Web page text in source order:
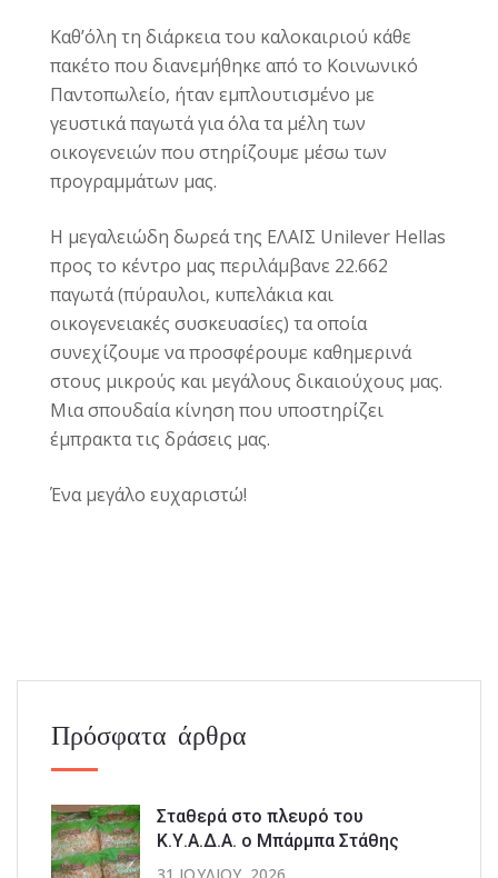
Καθ’όλη τη διάρκεια του καλοκαιριού κάθε
πακέτο που διανεμήθηκε από το Κοινωνικό
Παντοπωλείο, ήταν εμπλουτισμένο με
γευστικά παγωτά για όλα τα μέλη των
οικογενειών που στηρίζουμε μέσω των
προγραμμάτων μας.
Η μεγαλειώδη δωρεά της ΕΛΑΪΣ Unilever Hellas
προς το κέντρο μας περιλάμβανε 22.662
παγωτά (πύραυλοι, κυπελάκια και
οικογενειακές συσκευασίες) τα οποία
συνεχίζουμε να προσφέρουμε καθημερινά
στους μικρούς και μεγάλους δικαιούχους μας.
Μια σπουδαία κίνηση που υποστηρίζει
έμπρακτα τις δράσεις μας.
Ένα μεγάλο ευχαριστώ!
Πρόσφατα άρθρα
Σταθερά στο πλευρό του
Κ.Υ.Α.Δ.Α. ο Μπάρμπα Στάθης